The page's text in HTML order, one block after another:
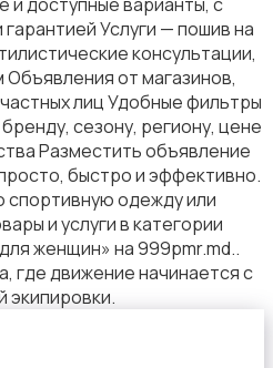
Услуги — пошив на
консультации,
от магазинов,
лиц Удобные фильтры
сезону, региону, цене
Разместить объявление
быстро и эффективно.
спортивную одежду или
и услуги в категории
женщин» на 999pmr.md..
где движение начинается с
экипировки.